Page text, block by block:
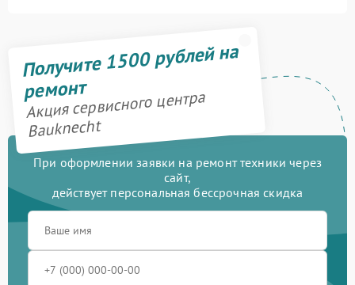
Получите 1500 рублей на
ремонт
Акция сервисного центра
Bauknecht
При оформлении заявки на ремонт техники через
сайт,
действует персональная бессрочная скидка